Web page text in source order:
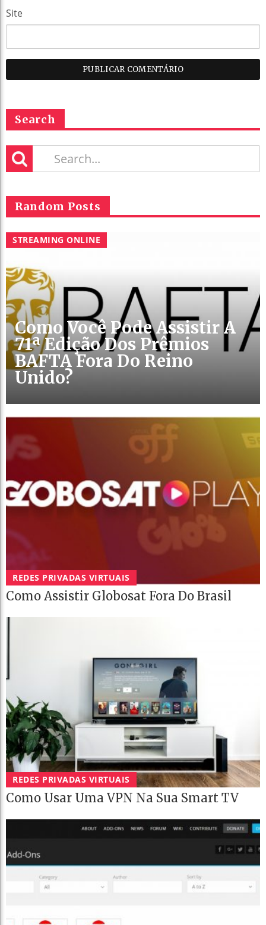
Site
Search
Random Posts
STREAMING ONLINE
Como Você Pode Assistir A
71ª Edição Dos Prêmios
BAFTA Fora Do Reino
Unido?
REDES PRIVADAS VIRTUAIS
Como Assistir Globosat Fora Do Brasil
REDES PRIVADAS VIRTUAIS
Como Usar Uma VPN Na Sua Smart TV